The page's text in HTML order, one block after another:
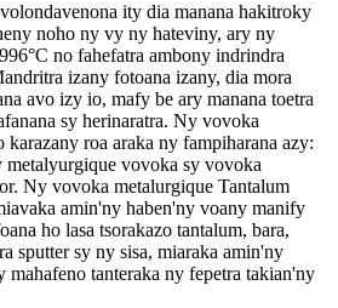
ity dia manana hakitroky
noho ny vy ny hateviny, ary ny
no fahefatra ambony indrindra
izany fotoana izany, dia mora
avo izy io, mafy be ary manana toetra
sy herinaratra. Ny vovoka
karazany roa araka ny fampiharana azy:
metalyurgique vovoka sy vovoka
Ny vovoka metalurgique Tantalum
amin'ny haben'ny voany manify
ho lasa tsorakazo tantalum, bara,
sputter sy ny sisa, miaraka amin'ny
mahafeno tanteraka ny fepetra takian'ny